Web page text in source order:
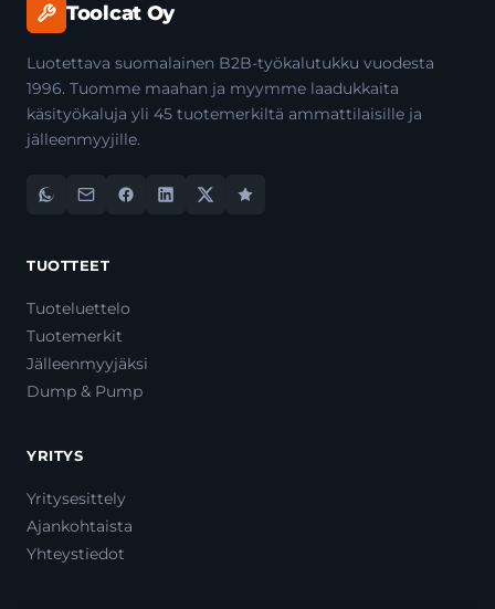
Toolcat Oy
Luotettava suomalainen B2B-työkalutukku vuodesta
1996. Tuomme maahan ja myymme laadukkaita
käsityökaluja yli 45 tuotemerkiltä ammattilaisille ja
jälleenmyyjille.
TUOTTEET
Tuoteluettelo
Tuotemerkit
Jälleenmyyjäksi
Dump & Pump
YRITYS
Yritysesittely
Ajankohtaista
Yhteystiedot